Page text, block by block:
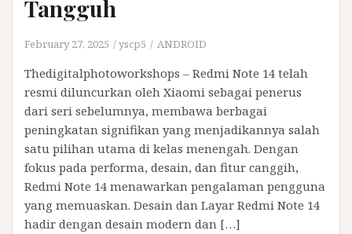
Tangguh
February 27, 2025 yscp5 ANDROID
Thedigitalphotoworkshops – Redmi Note 14 telah
resmi diluncurkan oleh Xiaomi sebagai penerus
dari seri sebelumnya, membawa berbagai
peningkatan signifikan yang menjadikannya salah
satu pilihan utama di kelas menengah. Dengan
fokus pada performa, desain, dan fitur canggih,
Redmi Note 14 menawarkan pengalaman pengguna
yang memuaskan. Desain dan Layar Redmi Note 14
hadir dengan desain modern dan […]